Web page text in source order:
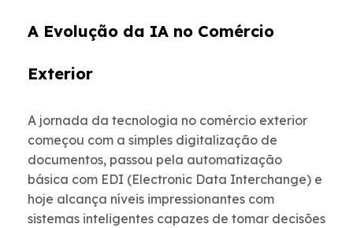
A Evolução da IA no Comércio
Exterior
A jornada da tecnologia no comércio exterior
começou com a simples digitalização de
documentos, passou pela automatização
básica com EDI (Electronic Data Interchange) e
hoje alcança níveis impressionantes com
sistemas inteligentes capazes de tomar decisões